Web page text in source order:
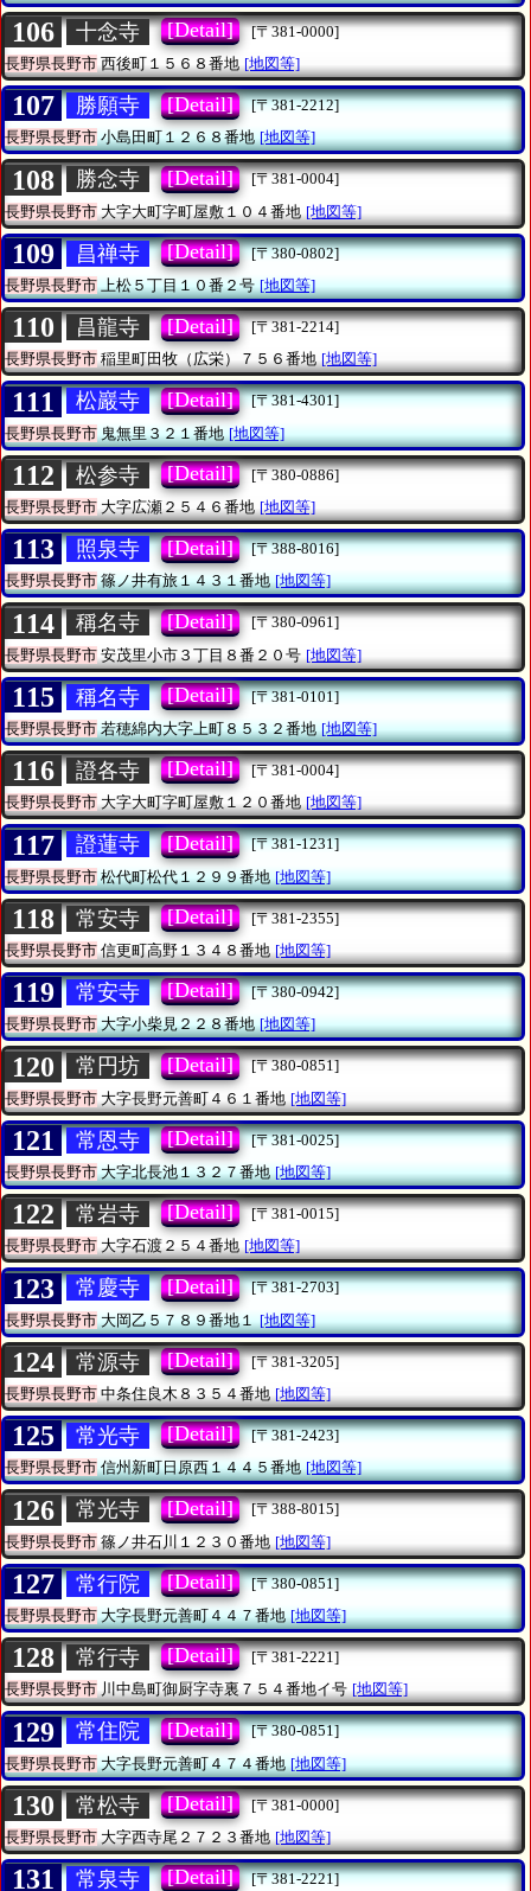
106 十念寺 [Detail]
[〒381-0000]
長野県長野市西後町１５６８番地 [地図等]
107 勝願寺 [Detail]
[〒381-2212]
長野県長野市小島田町１２６８番地 [地図等]
108 勝念寺 [Detail]
[〒381-0004]
長野県長野市 大字大町字町屋敷１０４番地 [地図等]
109 昌禅寺 [Detail]
[〒380-0802]
長野県長野市上松５丁目１０番２号 [地図等]
110 昌龍寺 [Detail]
[〒381-2214]
長野県長野市稲里町田牧（広栄）７５６番地 [地図等]
111 松巖寺 [Detail]
[〒381-4301]
長野県長野市鬼無里３２１番地 [地図等]
112 松参寺 [Detail]
[〒380-0886]
長野県長野市大字広瀬２５４６番地 [地図等]
113 照泉寺 [Detail]
[〒388-8016]
長野県長野市篠ノ井有旅１４３１番地 [地図等]
114 稱名寺 [Detail]
[〒380-0961]
長野県長野市 安茂里小市３丁目８番２０号 [地図等]
115 稱名寺 [Detail]
[〒381-0101]
長野県長野市若穂綿内大字上町８５３２番地 [地図等]
116 證各寺 [Detail]
[〒381-0004]
長野県長野市大字大町字町屋敷１２０番地 [地図等]
117 證蓮寺 [Detail]
[〒381-1231]
長野県長野市松代町松代１２９９番地 [地図等]
118 常安寺 [Detail]
[〒381-2355]
長野県長野市信更町高野１３４８番地 [地図等]
119 常安寺 [Detail]
[〒380-0942]
長野県長野市大字小柴見２２８番地 [地図等]
120 常円坊 [Detail]
[〒380-0851]
長野県長野市 大字長野元善町４６１番地 [地図等]
121 常恩寺 [Detail]
[〒381-0025]
長野県長野市大字北長池１３２７番地 [地図等]
122 常岩寺 [Detail]
[〒381-0015]
長野県長野市大字石渡２５４番地 [地図等]
123 常慶寺 [Detail]
[〒381-2703]
長野県長野市大岡乙５７８９番地１ [地図等]
124 常源寺 [Detail]
[〒381-3205]
長野県長野市中条住良木８３５４番地 [地図等]
125 常光寺 [Detail]
[〒381-2423]
長野県長野市信州新町日原西１４４５番地 [地図等]
126 常光寺 [Detail]
[〒388-8015]
長野県長野市 篠ノ井石川１２３０番地 [地図等]
127 常行院 [Detail]
[〒380-0851]
長野県長野市大字長野元善町４４７番地 [地図等]
128 常行寺 [Detail]
[〒381-2221]
長野県長野市川中島町御厨字寺裏７５４番地イ号 [地図等]
129 常住院 [Detail]
[〒380-0851]
長野県長野市大字長野元善町４７４番地 [地図等]
130 常松寺 [Detail]
[〒381-0000]
長野県長野市大字西寺尾２７２３番地 [地図等]
131 常泉寺 [Detail]
[〒381-2221]